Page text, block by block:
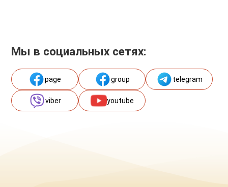
Мы в социальных сетях:
page group telegram
viber youtube